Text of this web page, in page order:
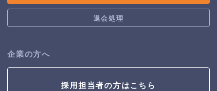
退会処理
企業の方へ
採用担当者の方はこちら